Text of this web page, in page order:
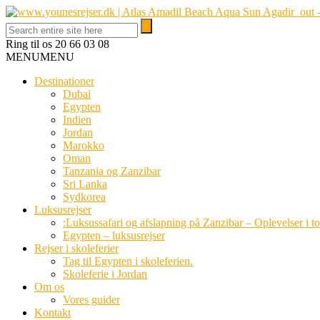
Ring til os 20 66 03 08
MENUMENU
Destinationer
Dubai
Egypten
Indien
Jordan
Marokko
Oman
Tanzania og Zanzibar
Sri Lanka
Sydkorea
Luksusrejser
:Luksussafari og afslapning på Zanzibar – Oplevelser i
Egypten – luksusrejser
Rejser i skoleferier
Tag til Egypten i skoleferien.
Skoleferie i Jordan
Om os
Vores guider
Kontakt